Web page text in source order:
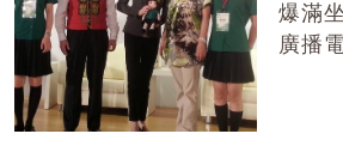
爆滿
廣播